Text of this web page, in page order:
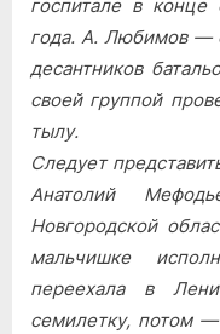
госпитале в
года. А. Любимов —
десантников
своей группой
тылу.
Следует
Анатолий
Новгородской
мальчишке
переехала в
семилетку, потом